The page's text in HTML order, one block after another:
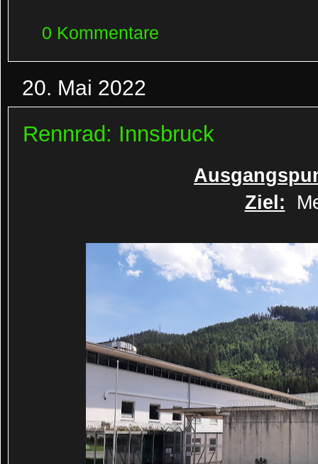
0 Kommentare
20. Mai 2022
Rennrad: Innsbruck
Ziel: